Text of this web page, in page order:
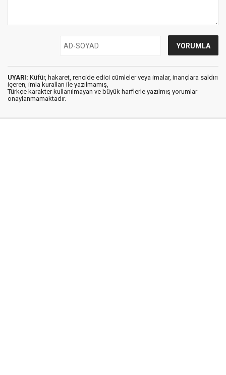
UYARI: Küfür, hakaret, rencide edici cümleler veya imalar, inançlara saldırı
içeren, imla kuralları ile yazılmamış,
Türkçe karakter kullanılmayan ve büyük harflerle yazılmış yorumlar
onaylanmamaktadır.